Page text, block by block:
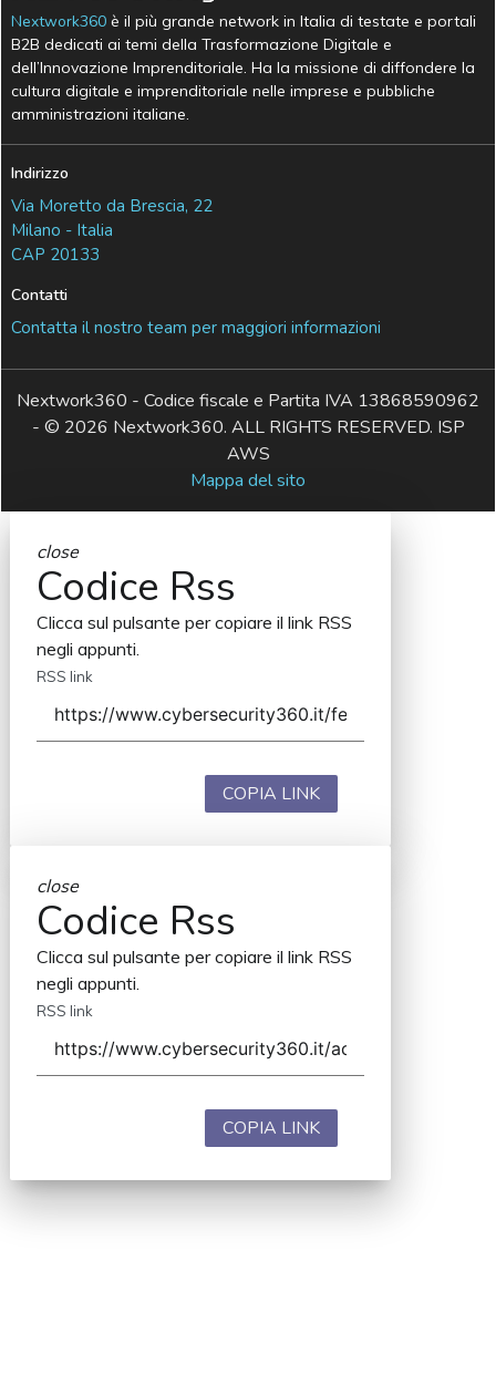
Nextwork360 è il più grande network in Italia di testate e portali
B2B dedicati ai temi della Trasformazione Digitale e
dell’Innovazione Imprenditoriale. Ha la missione di diffondere la
cultura digitale e imprenditoriale nelle imprese e pubbliche
amministrazioni italiane.
Indirizzo
Via Moretto da Brescia, 22
Milano - Italia
CAP 20133
Contatti
Contatta il nostro team per maggiori informazioni
Nextwork360 - Codice fiscale e Partita IVA 13868590962
- © 2026 Nextwork360. ALL RIGHTS RESERVED. ISP
AWS
Mappa del sito
close
Codice Rss
Clicca sul pulsante per copiare il link RSS
negli appunti.
RSS link
COPIA LINK
close
Codice Rss
Clicca sul pulsante per copiare il link RSS
negli appunti.
RSS link
COPIA LINK